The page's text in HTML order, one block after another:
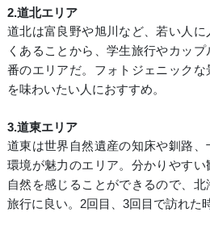
2.道北エリア
道北は富良野や旭川など、若い人
くあることから、学生旅行やカッ
番のエリアだ。フォトジェニック
を味わいたい人におすすめ。
3.道東エリア
道東は世界自然遺産の知床や釧路
環境が魅力のエリア。分かりやす
自然を感じることができるので、
旅行に良い。2回目、3回目で訪れた